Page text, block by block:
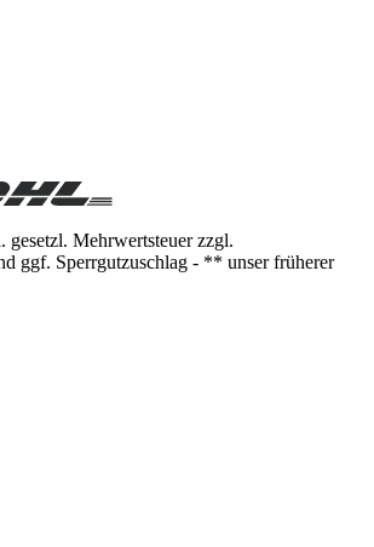
gesetzl. Mehrwertsteuer zzgl.
ggf. Sperrgutzuschlag - ** unser früherer